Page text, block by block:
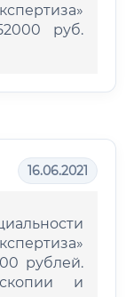
руб.
16.06.2021
рублей.
и